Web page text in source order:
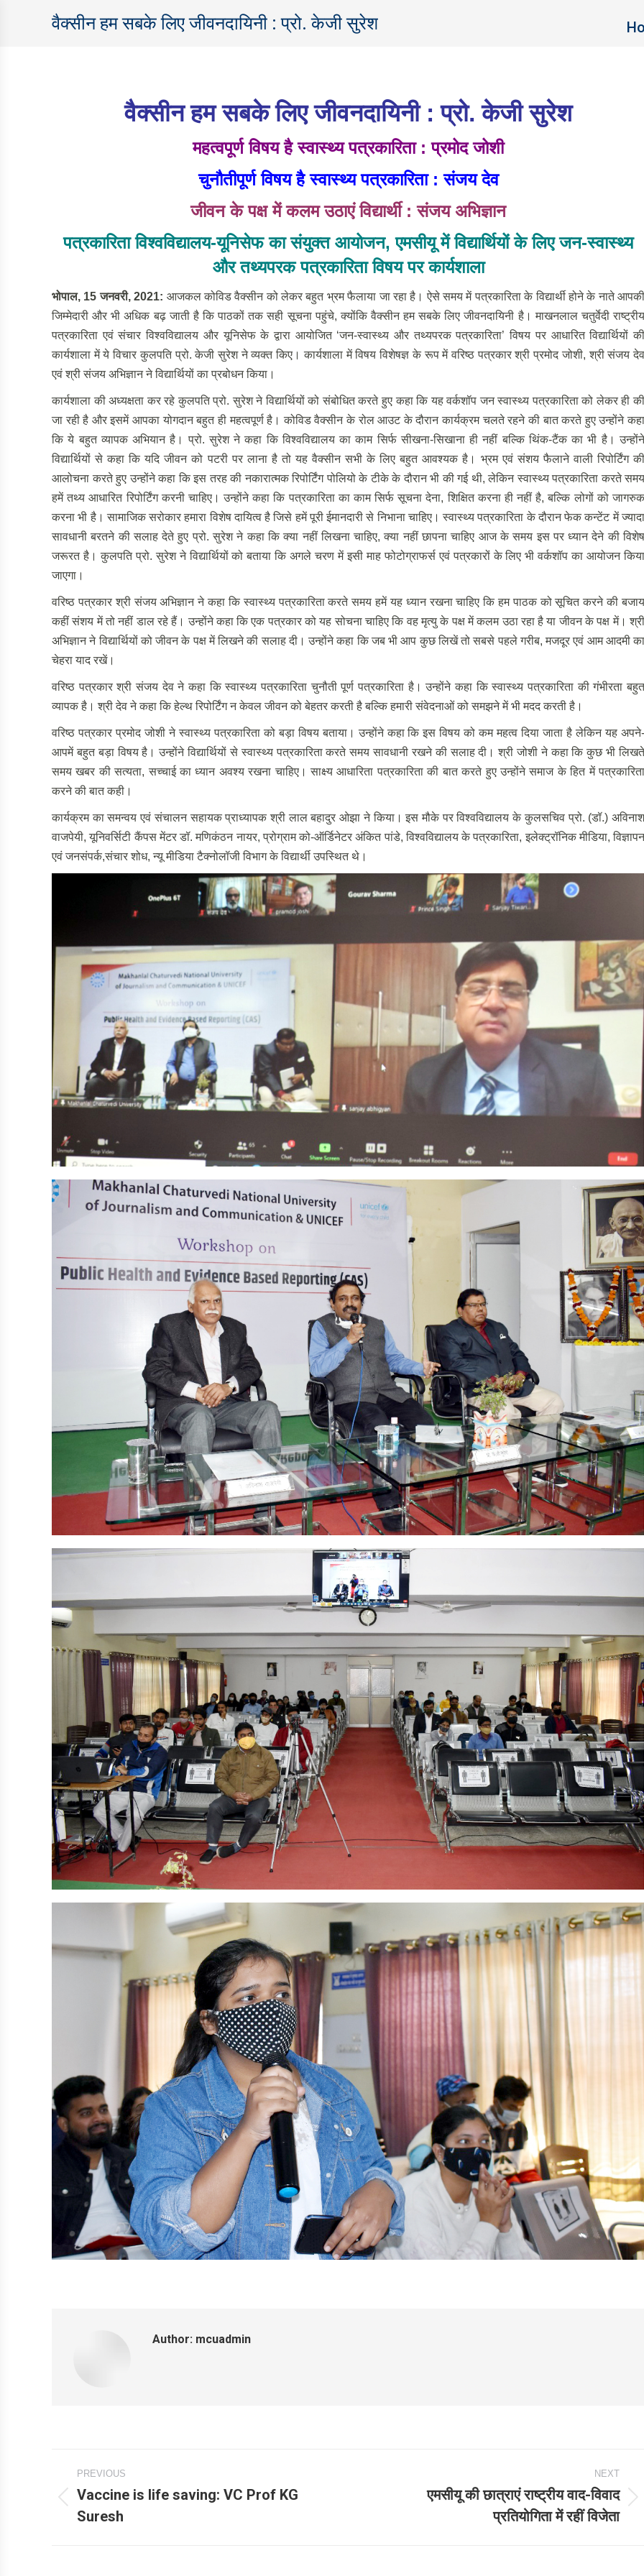
वैक्सीन हम सबके लिए जीवनदायिनी : प्रो. केजी सुरेश
वैक्सीन हम सबके लिए जीवनदायिनी : प्रो. केजी सुरेश
महत्वपूर्ण विषय है स्वास्थ्य पत्रकारिता : प्रमोद जोशी
चुनौतीपूर्ण विषय है स्वास्थ्य पत्रकारिता : संजय देव
जीवन के पक्ष में कलम उठाएं विद्यार्थी : संजय अभिज्ञान
पत्रकारिता विश्वविद्यालय-यूनिसेफ का संयुक्त आयोजन, एमसीयू में विद्यार्थियों के लिए जन-स्वास्थ्य
और तथ्यपरक पत्रकारिता विषय पर कार्यशाला
भोपाल, 15 जनवरी, 2021: आजकल कोविड वैक्सीन को लेकर बहुत भ्रम फैलाया जा रहा है। ऐसे समय में पत्रकारिता के विद्यार्थी होने के नाते आपकी
जिम्मेदारी और भी अधिक बढ़ जाती है कि पाठकों तक सही सूचना पहुंचे, क्योंकि वैक्सीन हम सबके लिए जीवनदायिनी है। माखनलाल चतुर्वेदी राष्ट्रीय
पत्रकारिता एवं संचार विश्वविद्यालय और यूनिसेफ के द्वारा आयोजित ‘जन-स्वास्थ्य और तथ्यपरक पत्रकारिता’ विषय पर आधारित विद्यार्थियों की
कार्यशाला में ये विचार कुलपति प्रो. केजी सुरेश ने व्यक्त किए। कार्यशाला में विषय विशेषज्ञ के रूप में वरिष्ठ पत्रकार श्री प्रमोद जोशी, श्री संजय देव
एवं श्री संजय अभिज्ञान ने विद्यार्थियों का प्रबोधन किया।
कार्यशाला की अध्यक्षता कर रहे कुलपति प्रो. सुरेश ने विद्यार्थियों को संबोधित करते हुए कहा कि यह वर्कशॉप जन स्वास्थ्य पत्रकारिता को लेकर ही की
जा रही है और इसमें आपका योगदान बहुत ही महत्वपूर्ण है। कोविड वैक्सीन के रोल आउट के दौरान कार्यक्रम चलते रहने की बात करते हुए उन्होंने कहा
कि ये बहुत व्यापक अभियान है। प्रो. सुरेश ने कहा कि विश्वविद्यालय का काम सिर्फ सीखना-सिखाना ही नहीं बल्कि थिंक-टैंक का भी है। उन्होंने
विद्यार्थियों से कहा कि यदि जीवन को पटरी पर लाना है तो यह वैक्सीन सभी के लिए बहुत आवश्यक है। भ्रम एवं संशय फैलाने वाली रिपोर्टिंग की
आलोचना करते हुए उन्होंने कहा कि इस तरह की नकारात्मक रिपोर्टिंग पोलियो के टीके के दौरान भी की गई थी, लेकिन स्वास्थ्य पत्रकारिता करते समय
हमें तथ्य आधारित रिपोर्टिंग करनी चाहिए। उन्होंने कहा कि पत्रकारिता का काम सिर्फ सूचना देना, शिक्षित करना ही नहीं है, बल्कि लोगों को जागरुक
करना भी है। सामाजिक सरोकार हमारा विशेष दायित्व है जिसे हमें पूरी ईमानदारी से निभाना चाहिए। स्वास्थ्य पत्रकारिता के दौरान फेक कन्टेंट में ज्यादा
सावधानी बरतने की सलाह देते हुए प्रो. सुरेश ने कहा कि क्या नहीं लिखना चाहिए, क्या नहीं छापना चाहिए आज के समय इस पर ध्यान देने की विशेष
जरूरत है। कुलपति प्रो. सुरेश ने विद्यार्थियों को बताया कि अगले चरण में इसी माह फोटोग्राफर्स एवं पत्रकारों के लिए भी वर्कशॉप का आयोजन किया
जाएगा।
वरिष्ठ पत्रकार श्री संजय अभिज्ञान ने कहा कि स्वास्थ्य पत्रकारिता करते समय हमें यह ध्यान रखना चाहिए कि हम पाठक को सूचित करने की बजाय
कहीं संशय में तो नहीं डाल रहे हैं। उन्होंने कहा कि एक पत्रकार को यह सोचना चाहिए कि वह मृत्यु के पक्ष में कलम उठा रहा है या जीवन के पक्ष में। श्री
अभिज्ञान ने विद्यार्थियों को जीवन के पक्ष में लिखने की सलाह दी। उन्होंने कहा कि जब भी आप कुछ लिखें तो सबसे पहले गरीब, मजदूर एवं आम आदमी का
चेहरा याद रखें।
वरिष्ठ पत्रकार श्री संजय देव ने कहा कि स्वास्थ्य पत्रकारिता चुनौती पूर्ण पत्रकारिता है। उन्होंने कहा कि स्वास्थ्य पत्रकारिता की गंभीरता बहुत
व्यापक है। श्री देव ने कहा कि हेल्थ रिपोर्टिंग न केवल जीवन को बेहतर करती है बल्कि हमारी संवेदनाओं को समझने में भी मदद करती है।
वरिष्ठ पत्रकार प्रमोद जोशी ने स्वास्थ्य पत्रकारिता को बड़ा विषय बताया। उन्होंने कहा कि इस विषय को कम महत्व दिया जाता है लेकिन यह अपने-
आपमें बहुत बड़ा विषय है। उन्होंने विद्यार्थियों से स्वास्थ्य पत्रकारिता करते समय सावधानी रखने की सलाह दी। श्री जोशी ने कहा कि कुछ भी लिखते
समय खबर की सत्यता, सच्चाई का ध्यान अवश्य रखना चाहिए। साक्ष्य आधारिता पत्रकारिता की बात करते हुए उन्होंने समाज के हित में पत्रकारिता
करने की बात कही।
कार्यक्रम का समन्वय एवं संचालन सहायक प्राध्यापक श्री लाल बहादुर ओझा ने किया। इस मौके पर विश्वविद्यालय के कुलसचिव प्रो. (डॉ.) अविनाश
वाजपेयी, यूनिवर्सिटी कैंपस मेंटर डॉ. मणिकंठन नायर, प्रोग्राम को-ऑर्डिनेटर अंकित पांडे, विश्वविद्यालय के पत्रकारिता, इलेक्ट्रॉनिक मीडिया, विज्ञापन
एवं जनसंपर्क,संचार शोध, न्यू मीडिया टैक्नोलॉजी विभाग के विद्यार्थी उपस्थित थे।
Author: mcuadmin
Post
navigation
PREVIOUS
post:
Vaccine is life saving: VC Prof KG
Suresh
NEXT
एमसीयू की छात्राएं राष्ट्रीय वाद-विवाद
प्रतियोगिता में रहीं विजेता